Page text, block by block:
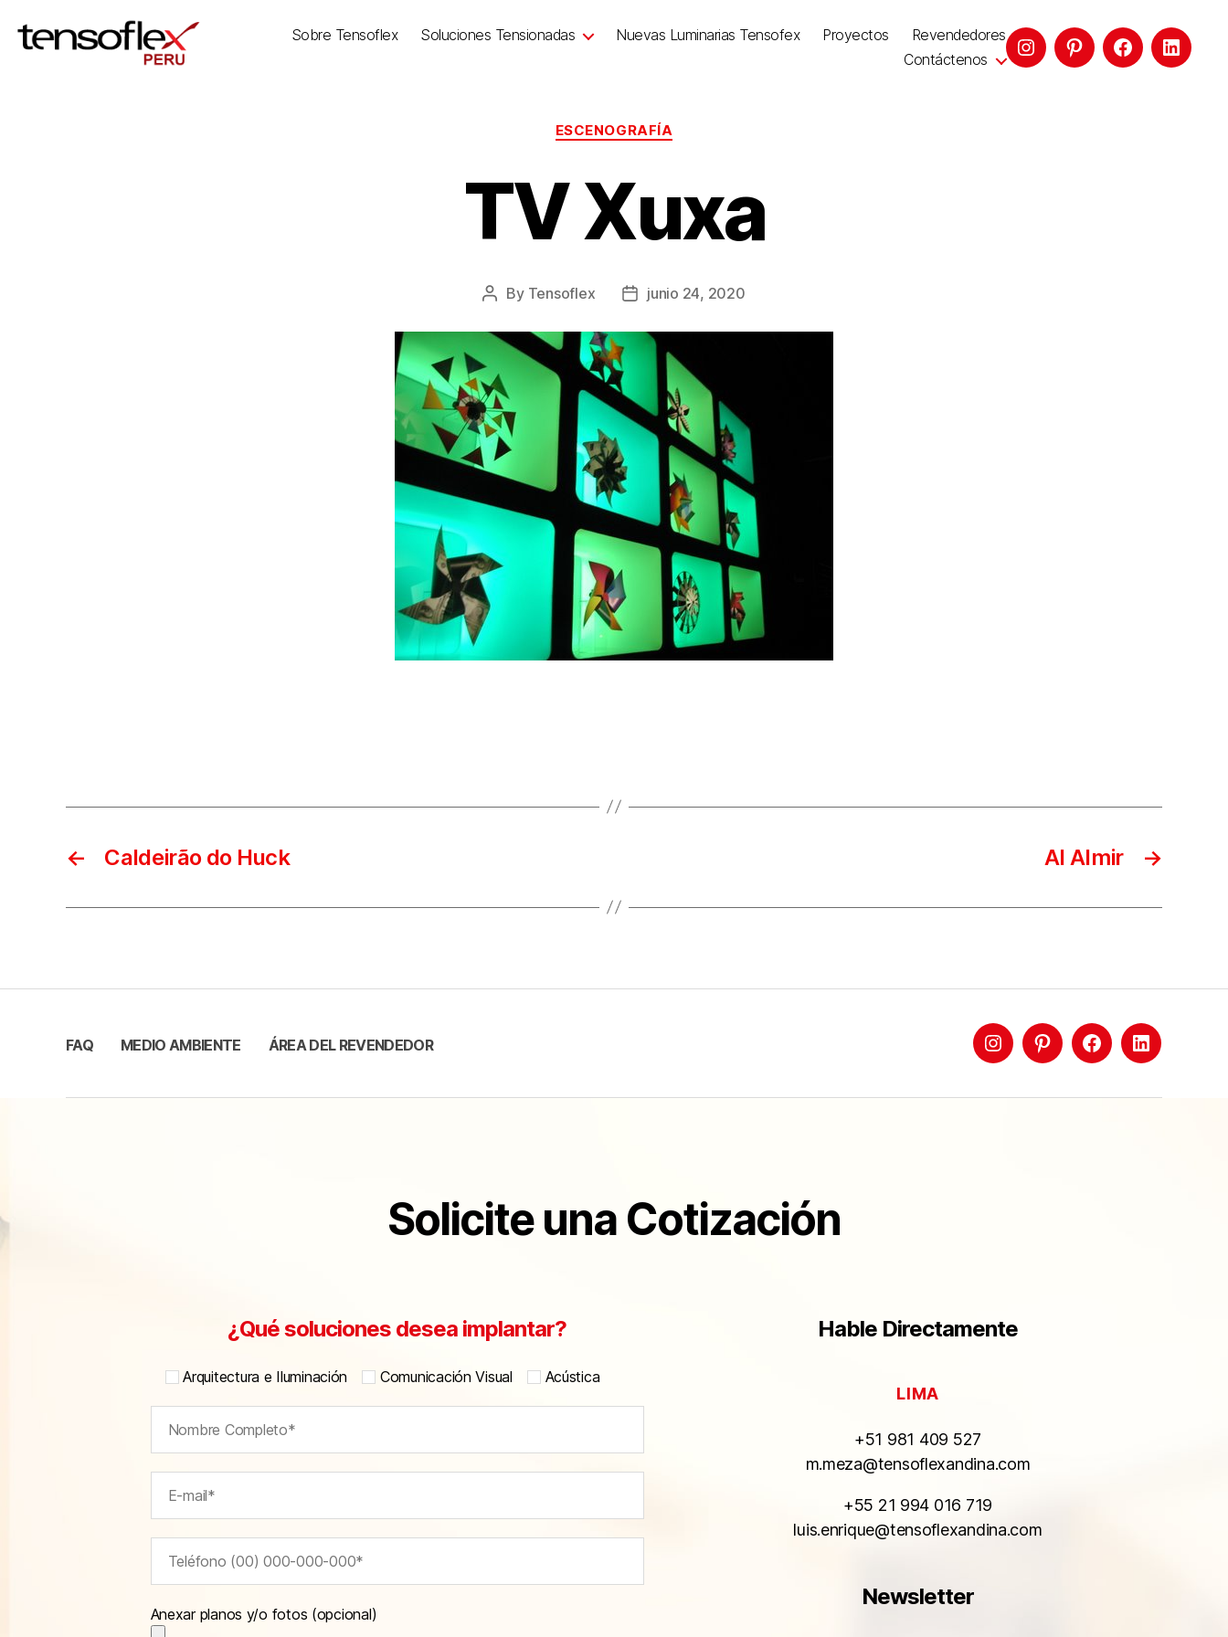
Sobre Tensoflex Soluciones Tensionadas Nuevas Luminarias Tensofex Proyectos
Revendedores
Contáctenos
ESCENOGRAFÍA
TV Xuxa
By Tensoflex junio 24, 2020
← Caldeirão do Huck →
Al Almir
FAQ MEDIO AMBIENTE ÁREA DEL REVENDEDOR
Solicite una Cotización
¿Qué soluciones desea implantar?
Arquitectura e Iluminación Comunicación Visual Acústica
Anexar planos y/o fotos (opcional)
Hable Directamente
LIMA
+51 981 409 527
m.meza@tensoflexandina.com
+55 21 994 016 719
luis.enrique@tensoflexandina.com
Newsletter